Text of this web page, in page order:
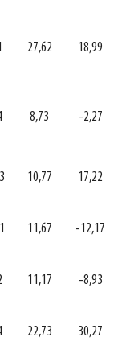
27,62 18,99
8,73 -2,27
10,77 17,22
11,67 -12,17
11,17 -8,93
22,73 30,27